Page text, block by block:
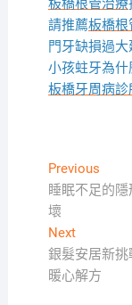
板橋根管治療
請推薦板橋根
門牙缺損過
小孩蛀牙為什
板橋牙周病診
文
章
導
覽
Previous
post:
睡眠不足的
壞
NextNext
post:
銀髮安居新
暖心解方